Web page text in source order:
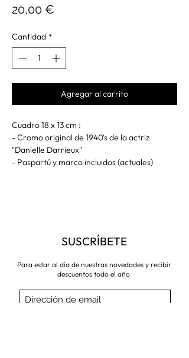
20,00 €
Cantidad *
Agregar al carrito
Cuadro 18 x 13 cm :
- Cromo original de 1940's de la actriz
"Danielle Darrieux"
- Paspartú y marco incluidos (actuales)
SUSCRÍBETE
Para estar al día de nuestras novedades y recibir
descuentos todo el año